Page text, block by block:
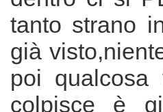
tanto strano
già
poi
colpisce è